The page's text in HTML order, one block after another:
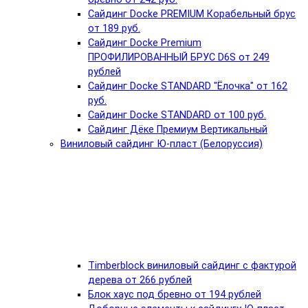
Сайдинг Docke PREMIUM Корабельный брус
от 189 руб.
Сайдинг Docke Premium
ПРОФИЛИРОВАННЫЙ БРУС D6S от 249
рублей
Сайдинг Docke STANDARD "Ёлочка" от 162
руб.
Сайдинг Docke STANDARD от 100 руб.
Сайдинг Дёке Премиум Вертикальный
Виниловый сайдинг Ю-пласт (Белоруссия)
Timberblock виниловый сайдинг с фактурой
дерева от 266 рублей
Блок хаус под бревно от 194 рублей